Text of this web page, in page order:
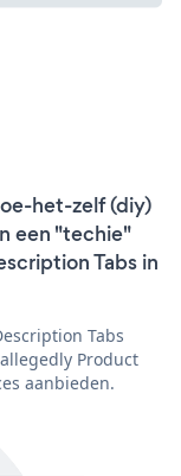
het-zelf (diy)
een "techie"
Tabs in
Tabs
Product
aanbieden.